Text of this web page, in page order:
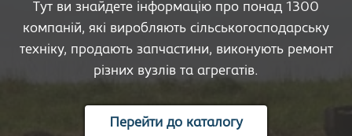
Тут ви знайдете інформацію про понад 1300
компаній, які виробляють сільськогосподарську
техніку, продають запчастини, виконують ремонт
різних вузлів та агрегатів.
Перейти до каталогу